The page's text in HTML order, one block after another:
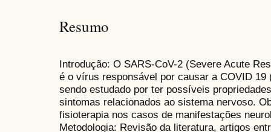
Resumo
Introdução: O SARS-CoV-2 (Severe Acute
é o vírus responsável por causar a COVID
sendo estudado por ter possíveis
sintomas relacionados ao sistema nervoso.
fisioterapia nos casos de manifestações
Metodologia: Revisão da literatura, artigos